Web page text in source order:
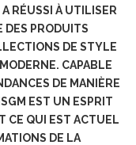
RÉUSSI À UTILISER
DES PRODUITS
DE STYLE
CAPABLE
DE MANIÈRE
EST UN ESPRIT
CE QUI EST ACTUEL
DE LA